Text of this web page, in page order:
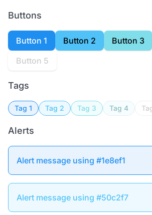
Buttons
Button 1 Button 2 Button 3
Button 5
Tags
Tag 1 Tag 2 Tag 3 Tag 4
Alerts
Alert message using #1e8ef1
Alert message using #50c2f7